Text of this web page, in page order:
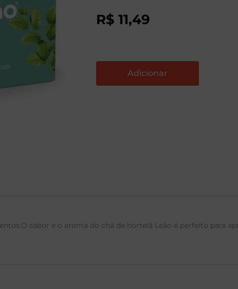
R$ 11,49
sabor e o aroma do chá de hortelã Leão é perfeito para